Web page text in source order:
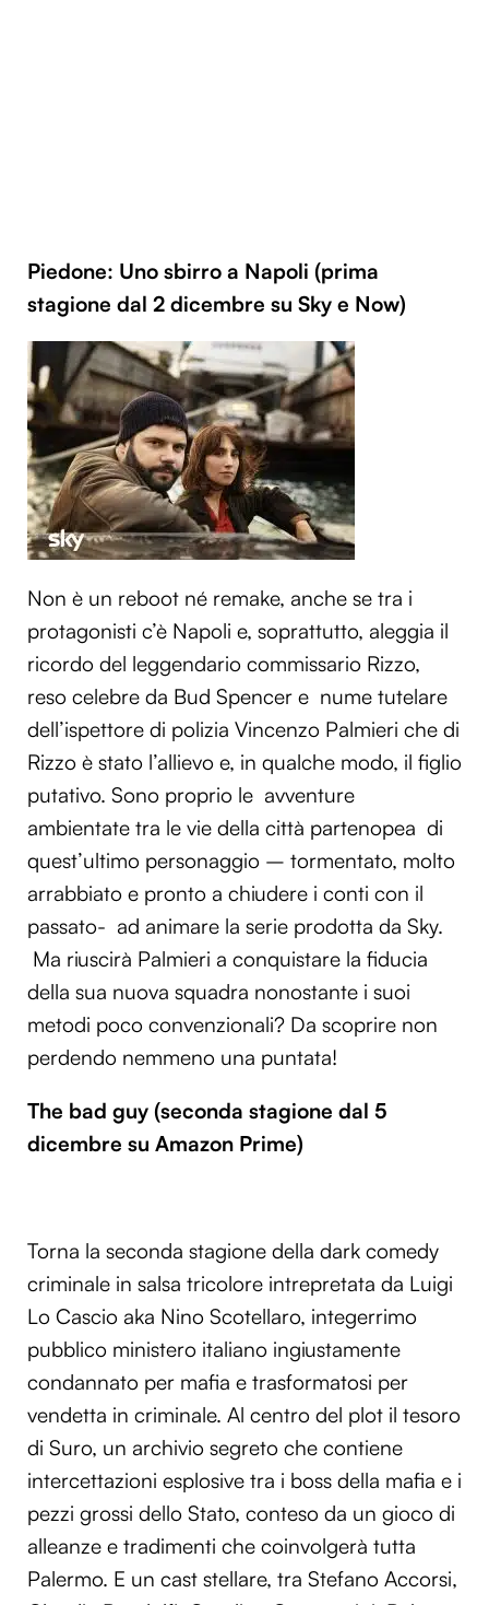
Piedone: Uno sbirro a Napoli (prima
stagione dal 2 dicembre su Sky e Now)
Non è un reboot né remake, anche se tra i
protagonisti c’è Napoli e, soprattutto, aleggia il
ricordo del leggendario commissario Rizzo,
reso celebre da Bud Spencer e nume tutelare
dell’ispettore di polizia Vincenzo Palmieri che di
Rizzo è stato l’allievo e, in qualche modo, il figlio
putativo. Sono proprio le avventure
ambientate tra le vie della città partenopea di
quest’ultimo personaggio – tormentato, molto
arrabbiato e pronto a chiudere i conti con il
passato- ad animare la serie prodotta da Sky.
Ma riuscirà Palmieri a conquistare la fiducia
della sua nuova squadra nonostante i suoi
metodi poco convenzionali? Da scoprire non
perdendo nemmeno una puntata!
The bad guy (seconda stagione dal 5
dicembre su Amazon Prime)
Torna la seconda stagione della dark comedy
criminale in salsa tricolore intrepretata da Luigi
Lo Cascio aka Nino Scotellaro, integerrimo
pubblico ministero italiano ingiustamente
condannato per mafia e trasformatosi per
vendetta in criminale. Al centro del plot il tesoro
di Suro, un archivio segreto che contiene
intercettazioni esplosive tra i boss della mafia e i
pezzi grossi dello Stato, conteso da un gioco di
alleanze e tradimenti che coinvolgerà tutta
Palermo. E un cast stellare, tra Stefano Accorsi,